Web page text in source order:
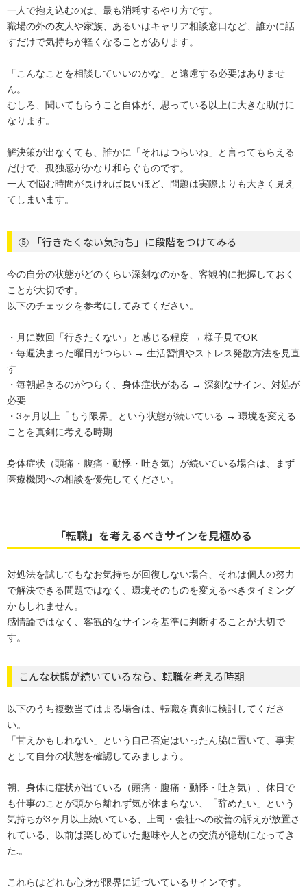
一人で抱え込むのは、最も消耗するやり方です。
職場の外の友人や家族、あるいはキャリア相談窓口など、誰かに話
すだけで気持ちが軽くなることがあります。
「こんなことを相談していいのかな」と遠慮する必要はありませ
ん。
むしろ、聞いてもらうこと自体が、思っている以上に大きな助けに
なります。
解決策が出なくても、誰かに「それはつらいね」と言ってもらえる
だけで、孤独感がかなり和らぐものです。
一人で悩む時間が長ければ長いほど、問題は実際よりも大きく見え
てしまいます。
⑤ 「行きたくない気持ち」に段階をつけてみる
今の自分の状態がどのくらい深刻なのかを、客観的に把握しておく
ことが大切です。
以下のチェックを参考にしてみてください。
・月に数回「行きたくない」と感じる程度 → 様子見でOK
・毎週決まった曜日がつらい → 生活習慣やストレス発散方法を見直
す
・毎朝起きるのがつらく、身体症状がある → 深刻なサイン、対処が
必要
・3ヶ月以上「もう限界」という状態が続いている → 環境を変える
ことを真剣に考える時期
身体症状（頭痛・腹痛・動悸・吐き気）が続いている場合は、まず
医療機関への相談を優先してください。
「転職」を考えるべきサインを見極める
対処法を試してもなお気持ちが回復しない場合、それは個人の努力
で解決できる問題ではなく、環境そのものを変えるべきタイミング
かもしれません。
感情論ではなく、客観的なサインを基準に判断することが大切で
す。
こんな状態が続いているなら、転職を考える時期
以下のうち複数当てはまる場合は、転職を真剣に検討してくださ
い。
「甘えかもしれない」という自己否定はいったん脇に置いて、事実
として自分の状態を確認してみましょう。
朝、身体に症状が出ている（頭痛・腹痛・動悸・吐き気）、休日で
も仕事のことが頭から離れず気が休まらない、「辞めたい」という
気持ちが3ヶ月以上続いている、上司・会社への改善の訴えが放置さ
れている、以前は楽しめていた趣味や人との交流が億劫になってき
た.。
これらはどれも心身が限界に近づいているサインです。